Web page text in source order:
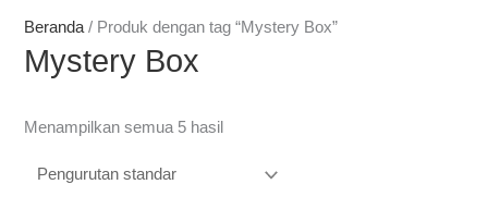
Beranda/ Produk dengan tag “Mystery Box”
Mystery Box
Menampilkan semua 5 hasil